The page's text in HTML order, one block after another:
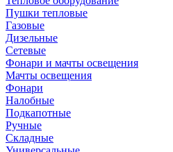
Пушки тепловые
Газовые
Дизельные
Сетевые
Фонари и мачты освещения
Мачты освещения
Фонари
Налобные
Подкапотные
Ручные
Складные